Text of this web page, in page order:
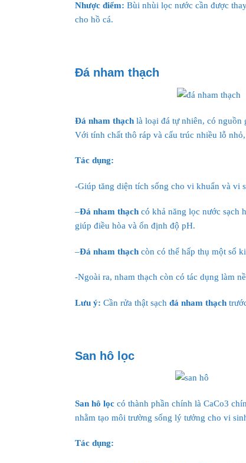
Nhược điểm: Bùi nhùi lọc nước cần được
cho hồ cá.
Đá nham thạch
Đá nham thạch là loại đá tự nhiên, có nguồn
Với tính chất thô ráp và cấu trúc nhiều lỗ
Tác dụng:
-Giúp tăng diện tích sống cho vi khuẩn và vi
–Đá nham thạch có khả năng lọc nước sạch
giúp điều hòa và ổn định độ pH.
–Đá nham thạch còn có thể hấp thụ một số
-Ngoài ra, nham thạch còn có tác dụng làm
Lưu ý: Cần rửa thật sạch đá nham thạch
San hô lọc
San hô lọc có thành phần chính là CaCo3
nhằm tạo môi trường sống lý tưởng cho vi
Tác dụng: